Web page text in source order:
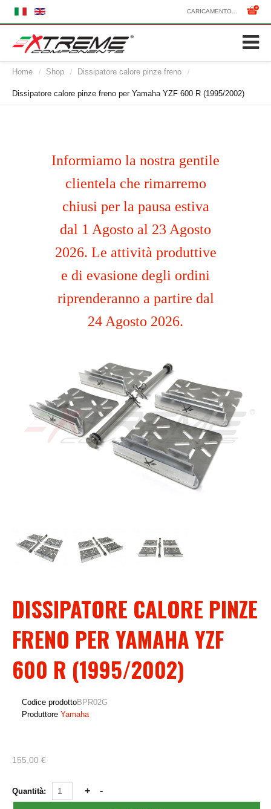
CARICAMENTO...
Home / Shop / Dissipatore calore pinze freno /
Dissipatore calore pinze freno per Yamaha YZF 600 R (1995/2002)
Informiamo la nostra gentile
clientela che rimarremo
chiusi per la pausa estiva
dal 1 Agosto al 23 Agosto
2026. Le attività produttive
e di evasione degli ordini
riprenderanno a partire dal
24 Agosto 2026.
DISSIPATORE CALORE PINZE
FRENO PER YAMAHA YZF
600 R (1995/2002)
Codice prodottoBPR02G
Produttore Yamaha
155,00 €
Quantità: